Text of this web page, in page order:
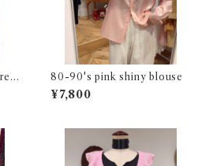
80-90's pink shiny blouse
¥7,800